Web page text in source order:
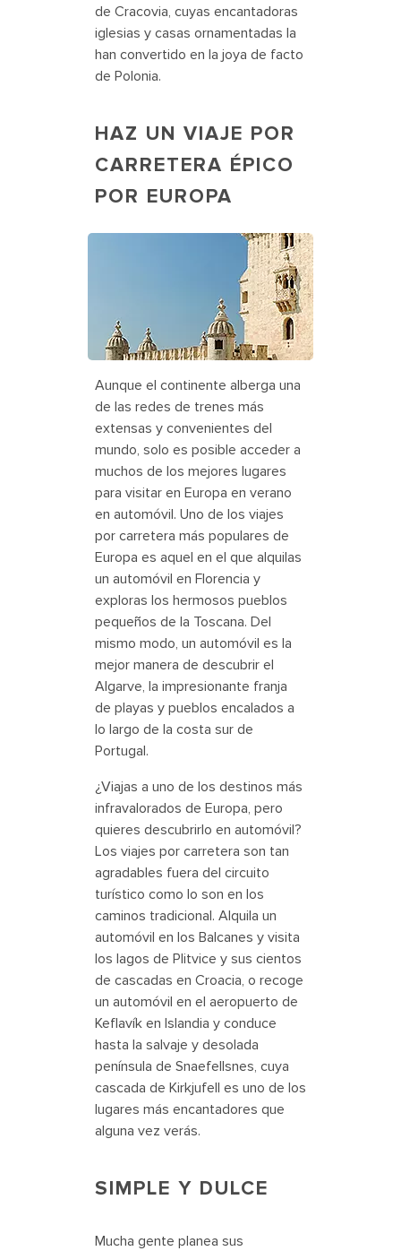
de Cracovia, cuyas encantadoras
iglesias y casas ornamentadas la
han convertido en la joya de facto
de Polonia.
HAZ UN VIAJE POR
CARRETERA ÉPICO
POR EUROPA
The Belem Tower on the coast of
Aunque el continente alberga una
de las redes de trenes más
extensas y convenientes del
mundo, solo es posible acceder a
muchos de los mejores lugares
para visitar en Europa en verano
en automóvil. Uno de los viajes
por carretera más populares de
Europa es aquel en el que alquilas
un automóvil en Florencia y
exploras los hermosos pueblos
pequeños de la Toscana. Del
mismo modo, un automóvil es la
mejor manera de descubrir el
Algarve, la impresionante franja
de playas y pueblos encalados a
lo largo de la costa sur de
Portugal.
¿Viajas a uno de los destinos más
infravalorados de Europa, pero
quieres descubrirlo en automóvil?
Los viajes por carretera son tan
agradables fuera del circuito
turístico como lo son en los
caminos tradicional. Alquila un
automóvil en los Balcanes y visita
los lagos de Plitvice y sus cientos
de cascadas en Croacia, o recoge
un automóvil en el aeropuerto de
Keflavík en Islandia y conduce
hasta la salvaje y desolada
península de Snaefellsnes, cuya
cascada de Kirkjufell es uno de los
lugares más encantadores que
alguna vez verás.
SIMPLE Y DULCE
Mucha gente planea sus